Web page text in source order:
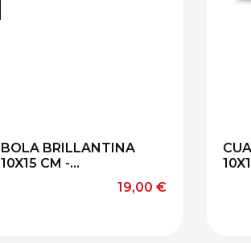
BOLA BRILLANTINA
10X15 CM -...
Precio
19,00 €